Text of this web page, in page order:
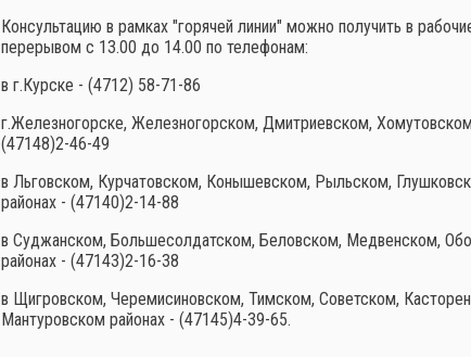
Консультацию в рамках "горячей линии" можно получить в
перерывом с 13.00 до 14.00 по телефонам:
в г.Курске - (4712) 58-71-86
г.Железногорске, Железногорском, Дмитриевском,
(47148)2-46-49
в Льговском, Курчатовском, Конышевском, Рыльском,
районах - (47140)2-14-88
в Суджанском, Большесолдатском, Беловском, Медвенском,
районах - (47143)2-16-38
в Щигровском, Черемисиновском, Тимском, Советском,
Мантуровском районах - (47145)4-39-65.